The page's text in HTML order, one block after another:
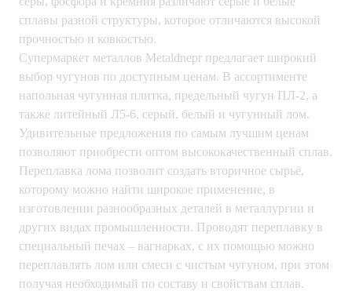
сплавы разной структуры, которое отличаются высокой
прочностью и ковкостью.
Супермаркет металлов Metaldnepr предлагает широкий
выбор чугунов по доступным ценам. В ассортименте
напольная чугунная плитка, предельный чугун ПЛ-2, а
также литейный Л5-6, серый, белый и чугунный лом.
Удивительные предложения по самым лучшим ценам
позволяют приобрести оптом высококачественный сплав.
Переплавка лома позволит создать вторичное сырьё,
которому можно найти широкое применение, в
изготовлении разнообразных деталей в металлургии и
других видах промышленности. Проводят переплавку в
специальный печах – вагнарках, с их помощью можно
переплавлять лом или смеси с чистым чугуном, при этом
получая необходимый по составу и свойствам сплав.